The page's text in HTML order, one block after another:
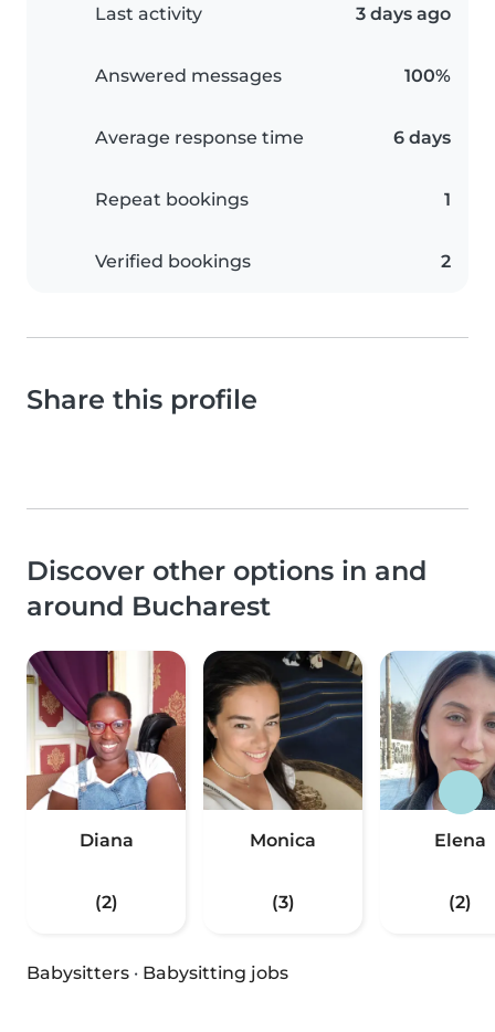
Last activity 3 days ago
Answered messages 100%
Average response time 6 days
Repeat bookings 1
Verified bookings 2
Share this profile
Discover other options in and
around Bucharest
Diana
(2)
Monica
(3)
Elena
(2)
Babysitters · Babysitting jobs